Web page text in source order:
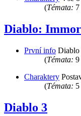
(Témata: 7
Diablo:
První info Diablo
(Témata: 9
Charaktery
(Témata: 5
Diablo 3